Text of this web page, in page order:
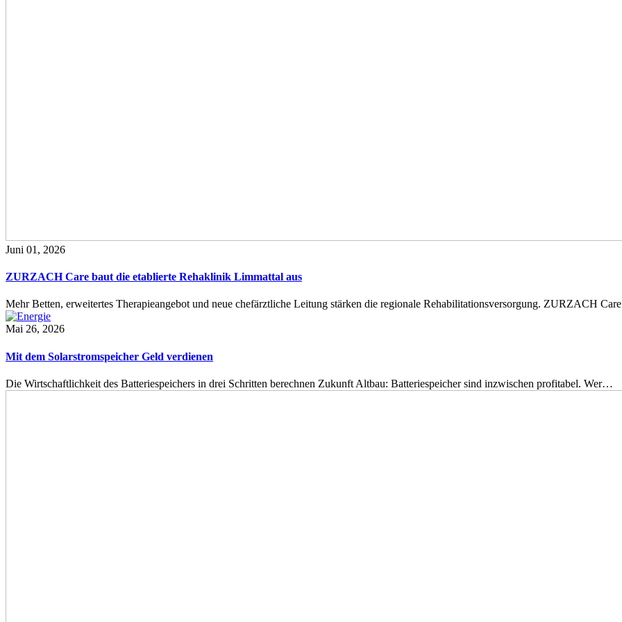
Juni 01, 2026
ZURZACH Care baut die etablierte Rehaklinik Limmattal aus
Mehr Betten, erweitertes Therapieangebot und neue chefärztliche Leitung stärken die regionale Rehabilitationsversorgung. ZURZACH
Mai 26, 2026
Mit dem Solarstromspeicher Geld verdienen
Die Wirtschaftlichkeit des Batteriespeichers in drei Schritten berechnen Zukunft Altbau: Batteriespeicher sind inzwischen profitabel. Wer…